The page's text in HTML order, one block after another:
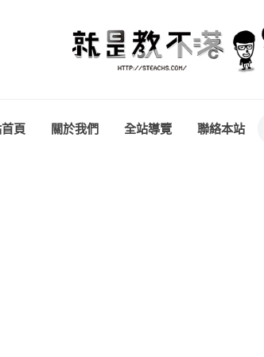
頁 關於我們 全站導覽 聯絡本站